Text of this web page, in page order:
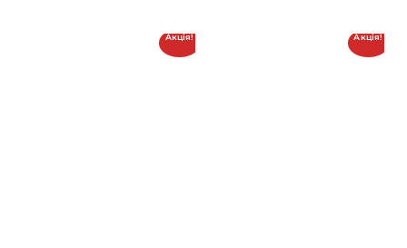
Акція! Акція!